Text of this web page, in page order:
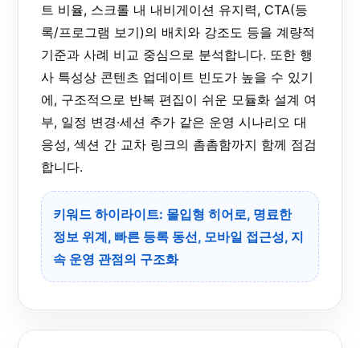
트 비율, 스크롤 내 내비게이션 유지력, CTA(등
록/프로그램 보기)의 배치와 강조도 등을 계량적
기준과 사례 비교 중심으로 분석합니다. 또한 행
사 특성상 콘텐츠 업데이트 빈도가 높을 수 있기
에, 구조적으로 반복 편집이 쉬운 모듈화 설계 여
부, 일정 변경·세션 추가 같은 운영 시나리오 대
응성, 섹션 간 교차 링크의 촘촘함까지 함께 점검
합니다.
키워드 하이라이트: 몰입형 히어로, 명료한
정보 위계, 빠른 등록 동선, 모바일 접근성, 지
속 운영 관점의 구조화